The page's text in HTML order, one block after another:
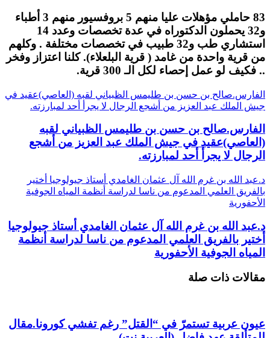
83 حاملي مؤهلات عليا منهم 5 بروفسيور منهم 3 أطباء
و32 يحملون الدكتوراه في عدة تخصصات وعدد 14
استشاري طب و32 طبيب في تخصصات مختلفة . وكلهم
من قرية واحدة من غامد ( قرية البلعلاء). كلنا اعتزاز وفخر
.. فكيف لو عمل إحصاء لكل الـ 300 قرية.
الفارس.صالح بن حسن بن طليمس الظبياني لقبه (العاصي)عقيد في
جيش الملك عبد العزيز من أشجع الرجال لا يجرأ أحد لمبارزته.
الفارس.صالح بن حسن بن طليمس الظبياني لقبه
(العاصي)عقيد في جيش الملك عبد العزيز من أشجع
الرجال لا يجرأ أحد لمبارزته.
د.عبد الله بن غرم الله آل عثمان الغامدي أستاذ جيولوجيا أختير
بالفريق العلمي المدعوم من ناسا لدراسة أنظمة المياه الجوفية
الأحفورية
د.عبد الله بن غرم الله آل عثمان الغامدي أستاذ جيولوجيا
أختير بالفريق العلمي المدعوم من ناسا لدراسة أنظمة
المياه الجوفية الأحفورية
مقالات ذات صلة
عيون عربية تستمرّ في “القتل” رغم تفشي كورونا.مقال